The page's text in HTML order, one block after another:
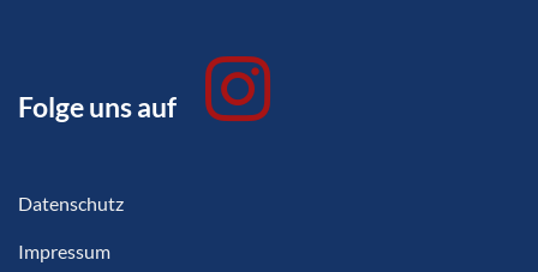
Folge uns auf
Datenschutz
Impressum